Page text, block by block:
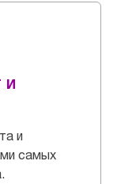
и
и
самых